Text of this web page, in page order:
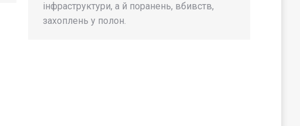
інфраструктури, а й поранень, вбивств,
захоплень у полон.